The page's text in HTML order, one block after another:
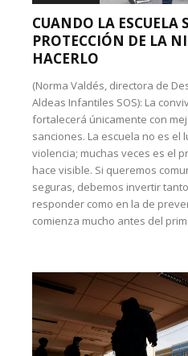
CUANDO LA ESCUELA
PROTECCIÓN DE LA
HACERLO
(Norma Valdés, directora de
Aldeas Infantiles SOS): La
fortalecerá únicamente con
sanciones. La escuela no es el
violencia; muchas veces es el
hace visible. Si queremos
seguras, debemos invertir
responder como en la de
comienza mucho antes del